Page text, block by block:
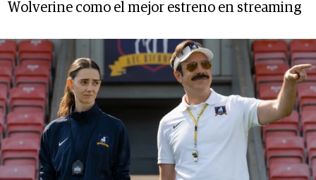
Wolverine como el mejor estreno en streaming